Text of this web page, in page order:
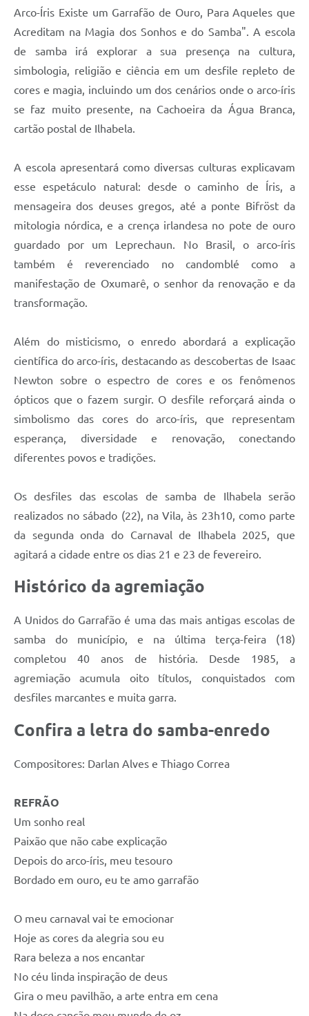
Arco-Íris Existe um Garrafão de Ouro, Para Aqueles que
Acreditam na Magia dos Sonhos e do Samba". A escola
de samba irá explorar a sua presença na cultura,
simbologia, religião e ciência em um desfile repleto de
cores e magia, incluindo um dos cenários onde o arco-íris
se faz muito presente, na Cachoeira da Água Branca,
cartão postal de Ilhabela.
A escola apresentará como diversas culturas explicavam
esse espetáculo natural: desde o caminho de Íris, a
mensageira dos deuses gregos, até a ponte Bifröst da
mitologia nórdica, e a crença irlandesa no pote de ouro
guardado por um Leprechaun. No Brasil, o arco-íris
também é reverenciado no candomblé como a
manifestação de Oxumarê, o senhor da renovação e da
transformação.
Além do misticismo, o enredo abordará a explicação
científica do arco-íris, destacando as descobertas de Isaac
Newton sobre o espectro de cores e os fenômenos
ópticos que o fazem surgir. O desfile reforçará ainda o
simbolismo das cores do arco-íris, que representam
esperança, diversidade e renovação, conectando
diferentes povos e tradições.
Os desfiles das escolas de samba de Ilhabela serão
realizados no sábado (22), na Vila, às 23h10, como parte
da segunda onda do Carnaval de Ilhabela 2025, que
agitará a cidade entre os dias 21 e 23 de fevereiro.
Histórico da agremiação
A Unidos do Garrafão é uma das mais antigas escolas de
samba do município, e na última terça-feira (18)
completou 40 anos de história. Desde 1985, a
agremiação acumula oito títulos, conquistados com
desfiles marcantes e muita garra.
Confira a letra do samba-enredo
Compositores: Darlan Alves e Thiago Correa
REFRÃO
Um sonho real
Paixão que não cabe explicação
Depois do arco-íris, meu tesouro
Bordado em ouro, eu te amo garrafão
O meu carnaval vai te emocionar
Hoje as cores da alegria sou eu
Rara beleza a nos encantar
No céu linda inspiração de deus
Gira o meu pavilhão, a arte entra em cena